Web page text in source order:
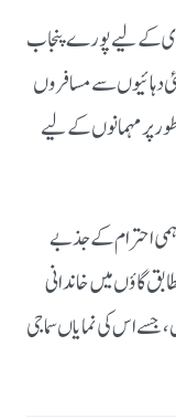
کے لیے پورے پنجاب
دہائیوں سے مسافروں
پر مہمانوں کے لیے
احترام کے جذبے
گاؤں میں خاندانی
جسے اس کی نمایاں سماجی